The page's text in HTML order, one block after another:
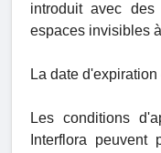
introduit avec
espaces invisibles
La date
Les conditions
Interflora peuvent